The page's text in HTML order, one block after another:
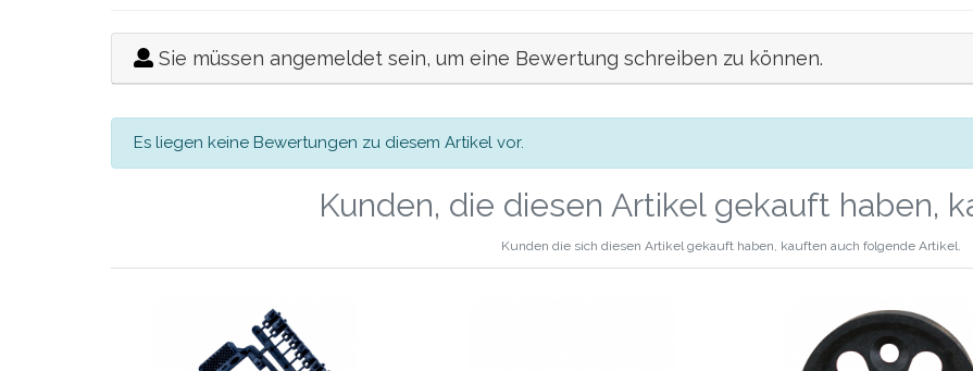
Sie müssen angemeldet sein, um eine Bewertung schreiben zu können.
Es liegen keine Bewertungen zu diesem Artikel vor.
Kunden, die diesen Artikel gekauft haben,
Kunden die sich diesen Artikel gekauft haben, kauften auch folgende Artikel.